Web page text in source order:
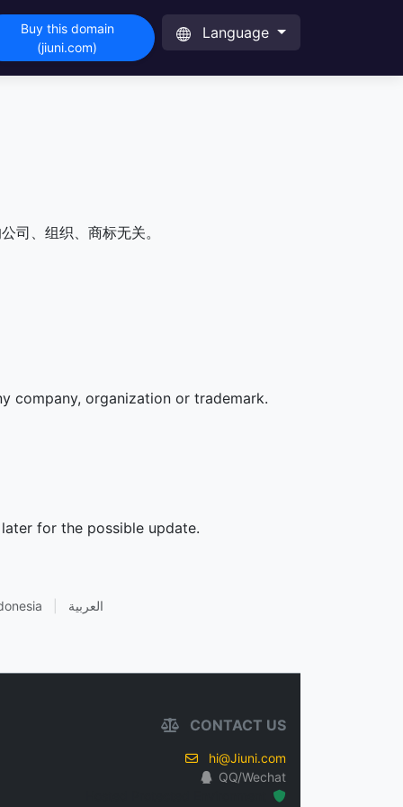
Buy this domain
(jiuni.com)
Language
司、组织、商标无关。
company, organization or trademark.
for the possible update.
العربية
CONTACT US
hi@Jiuni.com
QQ/Wechat